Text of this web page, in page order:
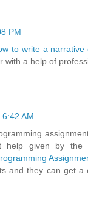
PM
to write a narrative
with a help of
6:42 AM
help given by the
and they can get a